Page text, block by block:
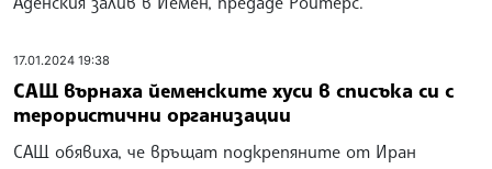
17.01.2024 19:38
САЩ върнаха йеменските хуси в списъка си с
терористични организации
САЩ обявиха, че връщат подкрепяните от Иран